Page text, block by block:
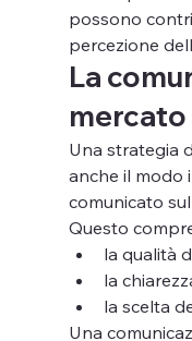
possono
percezione
La
mercato
Una strategia
anche il modo
comunicato
Questo
la qualità
la
la scelta
Una